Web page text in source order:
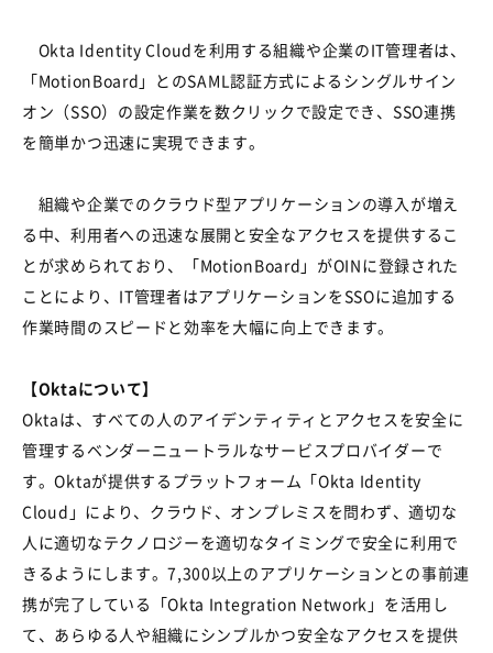
Okta Identity Cloudを利用する組織や企業のIT管理者は、
「MotionBoard」とのSAML認証方式によるシングルサイン
オン（SSO）の設定作業を数クリックで設定でき、SSO連携
を簡単かつ迅速に実現できます。
組織や企業でのクラウド型アプリケーションの導入が増え
る中、利用者への迅速な展開と安全なアクセスを提供するこ
とが求められており、「MotionBoard」がOINに登録された
ことにより、IT管理者はアプリケーションをSSOに追加する
作業時間のスピードと効率を大幅に向上できます。
【Oktaについて】
Oktaは、すべての人のアイデンティティとアクセスを安全に
管理するベンダーニュートラルなサービスプロバイダーで
す。Oktaが提供するプラットフォーム「Okta Identity
Cloud」により、クラウド、オンプレミスを問わず、適切な
人に適切なテクノロジーを適切なタイミングで安全に利用で
きるようにします。7,300以上のアプリケーションとの事前連
携が完了している「Okta Integration Network」を活用し
て、あらゆる人や組織にシンプルかつ安全なアクセスを提供